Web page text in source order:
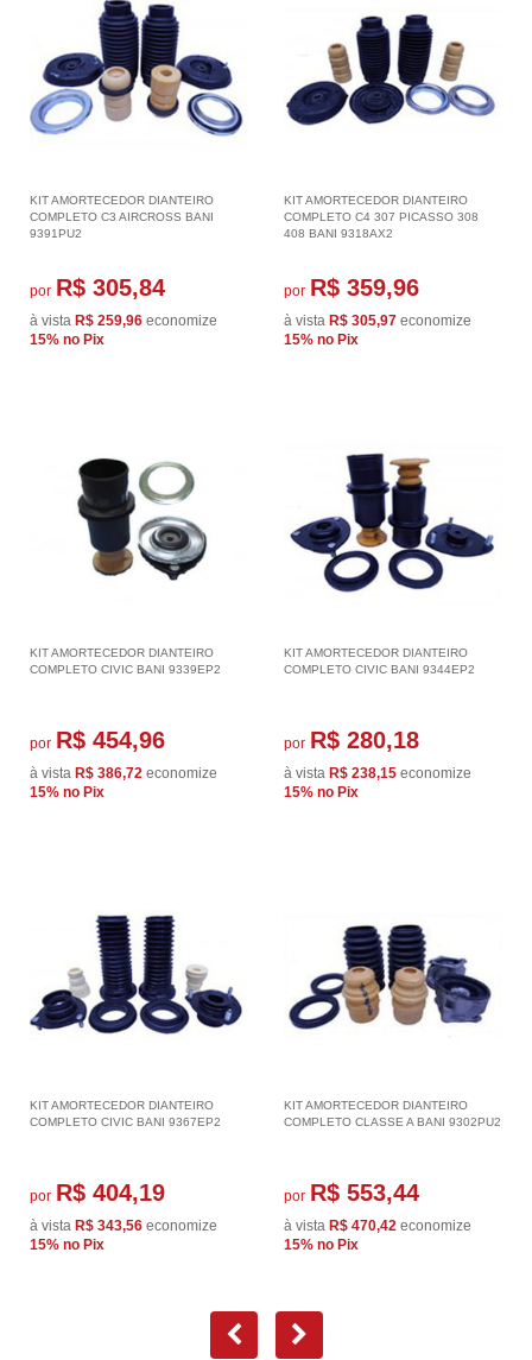
KIT AMORTECEDOR DIANTEIRO
COMPLETO C3 AIRCROSS BANI
9391PU2
por R$ 305,84
à vista R$ 259,96 economize
15% no Pix
KIT AMORTECEDOR DIANTEIRO
COMPLETO C4 307 PICASSO 308
408 BANI 9318AX2
por R$ 359,96
à vista R$ 305,97 economize
15% no Pix
KIT AMORTECEDOR DIANTEIRO
COMPLETO CIVIC BANI 9339EP2
por R$ 454,96
à vista R$ 386,72 economize
15% no Pix
KIT AMORTECEDOR DIANTEIRO
COMPLETO CIVIC BANI 9344EP2
por R$ 280,18
à vista R$ 238,15 economize
15% no Pix
KIT AMORTECEDOR DIANTEIRO
COMPLETO CIVIC BANI 9367EP2
por R$ 404,19
à vista R$ 343,56 economize
15% no Pix
KIT AMORTECEDOR DIANTEIRO
COMPLETO CLASSE A BANI 9302PU2
por R$ 553,44
à vista R$ 470,42 economize
15% no Pix